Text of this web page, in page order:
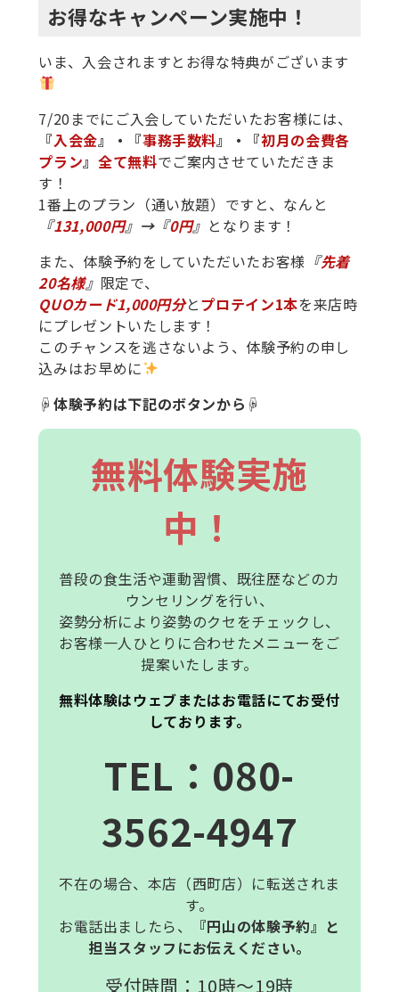
お得なキャンペーン実施中！
いま、入会されますとお得な特典がございます
7/20までにご入会していただいたお客様には、
『入会金』・『事務手数料』・『初月の会費各
プラン』 全て無料でご案内させていただきま
す！
1番上のプラン（通い放題）ですと、なんと
『131,000円』→『0円』 となります！
また、体験予約をしていただいたお客様 『先着
20名様』 限定で、
QUOカード1,000円分とプロテイン1本を来店時
にプレゼントいたします！
このチャンスを逃さないよう、体験予約の申し
込みはお早めに
☟体験予約は下記のボタンから☟
無料体験実施
中！
普段の食生活や運動習慣、既往歴などのカ
ウンセリングを行い、
姿勢分析により姿勢のクセをチェックし、
お客様一人ひとりに合わせたメニューをご
提案いたします。
無料体験はウェブまたはお電話にてお受付
しております。
TEL ：080-
3562-4947
不在の場合、本店（西町店）に転送されま
す。
お電話出ましたら、
『円山の体験予約』と
担当スタッフにお伝えください。
受付時間：10時～19時